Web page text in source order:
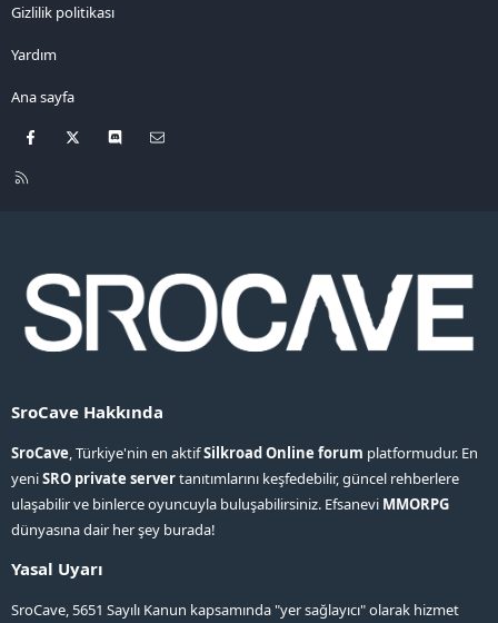
Gizlilik politikası
Yardım
Ana sayfa
Facebook Discord
R
SroCave Hakkında
SroCave, Türkiye'nin en aktifSilkroad Online forum platformudur. En
yeniSRO private servertanıtımlarını keşfedebilir, güncel rehberlere
ulaşabilir ve binlerce oyuncuyla buluşabilirsiniz. Efsanevi MMORPG
dünyasına dair her şey burada!
Yasal Uyarı
SroCave, 5651 Sayılı Kanun kapsamında "yer sağlayıcı" olarak hizmet